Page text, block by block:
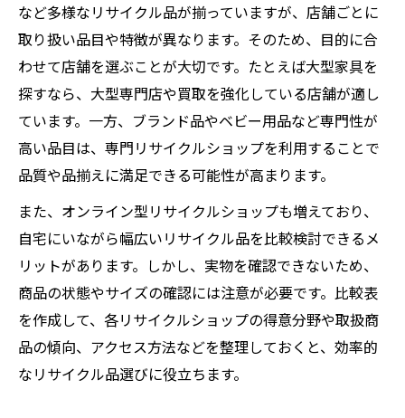
リサイクル品の状態別チェックポイント一
覧
見極めに役立つリサイクル品の選び方
リサイクル品購入時に避けたい落とし穴
リサイクルショップで安心して選ぶ方法
リサイクル品の品質を見抜くコツ
リサイクル品購入の手順とポイント一覧
満足度アップのためのリサイクル品選び方
リサイクル品購入後のアフターケア
リサイクル品購入時に知っておきたいこと
リサイクル品選びで満足するための工夫
など多様なリサイクル品が揃っていますが、店舗ごとに
取り扱い品目や特徴が異なります。そのため、目的に合
わせて店舗を選ぶことが大切です。たとえば大型家具を
探すなら、大型専門店や買取を強化している店舗が適し
ています。一方、ブランド品やベビー用品など専門性が
高い品目は、専門リサイクルショップを利用することで
品質や品揃えに満足できる可能性が高まります。
また、オンライン型リサイクルショップも増えており、
自宅にいながら幅広いリサイクル品を比較検討できるメ
リットがあります。しかし、実物を確認できないため、
商品の状態やサイズの確認には注意が必要です。比較表
を作成して、各リサイクルショップの得意分野や取扱商
品の傾向、アクセス方法などを整理しておくと、効率的
なリサイクル品選びに役立ちます。